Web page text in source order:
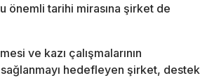
önemli tarihi mirasına şirket de
ve kazı çalışmalarının
hedefleyen şirket, destek